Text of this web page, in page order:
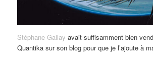
Stéphane Gallay avait suffisamment bien
Quantika sur son blog pour que je l’ajoute à